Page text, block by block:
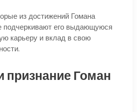
из достижений Гомана
подчеркивают его выдающуюся
карьеру и вклад в свою
признание Гоман